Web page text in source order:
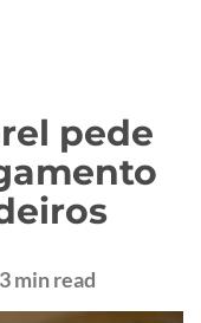
pede
3 min read